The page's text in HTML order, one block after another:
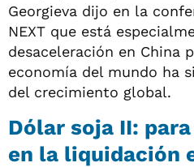
Georgieva dijo en la
NEXT que está
desaceleración en China
economía del mundo ha
del crecimiento global.
Dólar soja II:
en la liquidación